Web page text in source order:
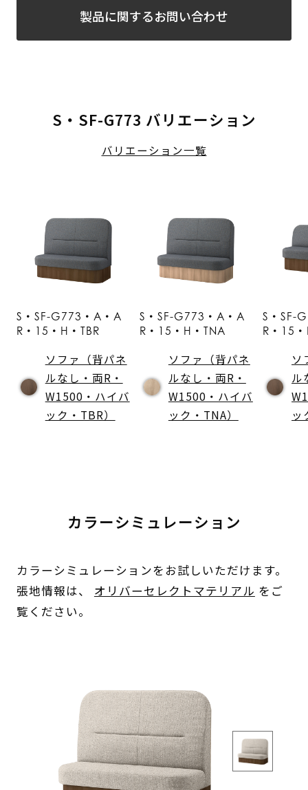
製品に関するお問い合わせ
S・SF-G773 バリエーション
バリエーション一覧
S・SF-G773・A・A
R・15・H・TBR
ソファ（背パネ
ルなし・両R・
W1500・ハイバ
ック・TBR）
S・SF-G773・A・A
R・15・H・TNA
ソファ（背パネ
ルなし・両R・
W1500・ハイバ
ック・TNA）
S・SF-
R・15・
ソ
ル
ッ
カラーシミュレーション
カラーシミュレーションをお試しいただけます。
張地情報は、 オリバーセレクトマテリアル をご
覧ください。